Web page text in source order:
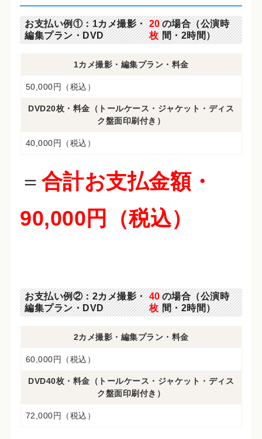
お支払い例①：1カメ撮影・
編集プラン・DVD
20
枚
の場合（公演時
間・2時間）
1カメ撮影・編集プラン・料金
50,000円（税込）
DVD20枚・料金（トールケース・ジャケット・ディス
ク盤面印刷付き）
40,000円（税込）
＝ 合計お支払金額・
90,000円（税込）
お支払い例②：2カメ撮影・
編集プラン・DVD
40
枚
の場合（公演時
間・2時間）
2カメ撮影・編集プラン・料金
60,000円（税込）
DVD40枚・料金（トールケース・ジャケット・ディス
ク盤面印刷付き）
72,000円（税込）